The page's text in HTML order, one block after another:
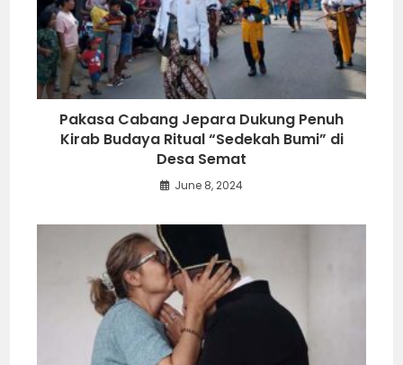
Pakasa Cabang Jepara Dukung Penuh
Kirab Budaya Ritual “Sedekah Bumi” di
Desa Semat
June 8, 2024